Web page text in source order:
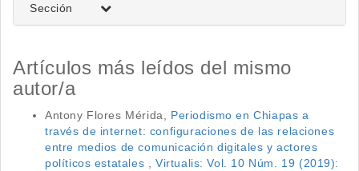
Sección
Artículos más leídos del mismo
autor/a
Antony Flores Mérida, Periodismo en Chiapas a
través de internet: configuraciones de las relaciones
entre medios de comunicación digitales y actores
políticos estatales
Virtualis: Vol. 10 Núm. 19 (2019):